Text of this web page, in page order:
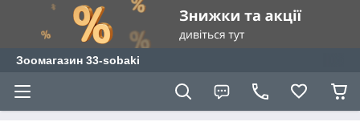
Зоомагазин 33-sobaki